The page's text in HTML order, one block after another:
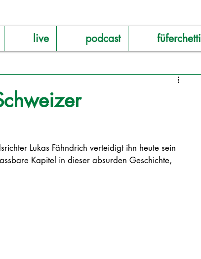
live podcast füferchetti
Lukas Fähndrich verteidigt ihn heute sein
Kapitel in dieser absurden Geschichte,